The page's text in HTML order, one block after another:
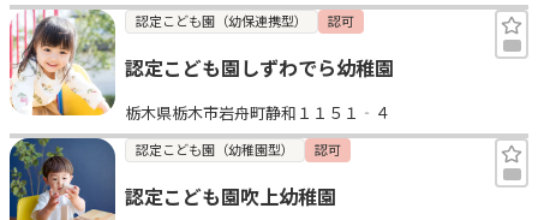
おすすめの園
エンクルの特徴と活用方法
コラム
お知らせ
認定こども園（幼保連携型） 認可
認定こども園しずわでら幼稚園
栃木県栃木市岩舟町静和１１５１‐４
認定こども園（幼稚園型） 認可
認定こども園吹上幼稚園